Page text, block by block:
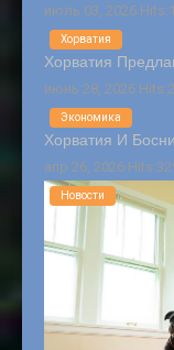
июль 03, 2026
Хорватия
июнь 28, 2026
Хорватия
Хорватия И
апр 26, 2026
Экономика
Новости